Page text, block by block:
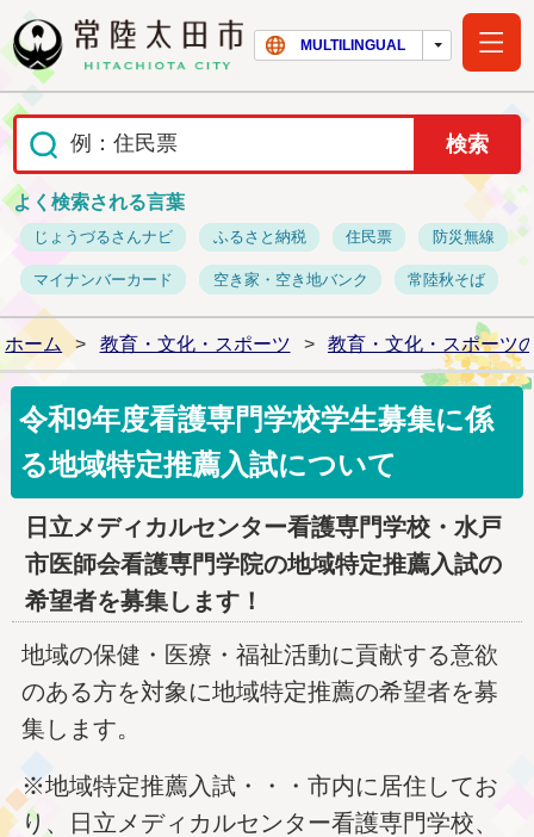
常陸太田市ホー
MULTILINGUAL
よく検索される言葉
じょうづるさんナビ ふるさと納税 住民票 防災無線
マイナンバーカード 空き家・空き地バンク 常陸秋そば
ホーム > 教育・文化・スポーツ > 教育・文化・スポーツ
令和9年度看護専門学校学生募集に係
る地域特定推薦入試について
日立メディカルセンター看護専門学校・水戸
市医師会看護専門学院の地域特定推薦入試の
希望者を募集します！
地域の保健・医療・福祉活動に貢献する意欲
のある方を対象に地域特定推薦の希望者を募
集します。
※地域特定推薦入試・・・市内に居住してお
り、日立メディカルセンター看護専門学校、